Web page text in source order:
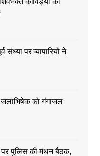
संध्या पर व्यापारियों ने
जलाभिषेक को गंगाजल
पर पुलिस की मंथन बैठक,